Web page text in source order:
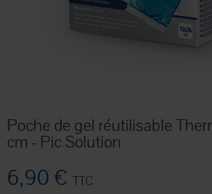
Poche de gel réutilisable
cm - Pic Solution
6,90 € TTC